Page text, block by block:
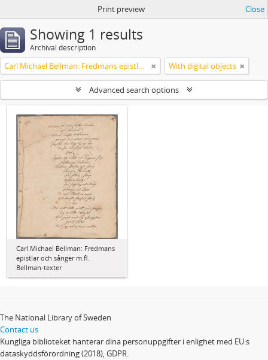
Print preview Close
Showing 1 results
Archival description
Carl Michael Bellman: Fredmans epistlar och sånger m.fl. Bellman-texter With digital objects
Advanced search options
Carl Michael Bellman: Fredmans
epistlar och sånger m.fl.
Bellman-texter
The National Library of Sweden
Contact us
Kungliga biblioteket hanterar dina personuppgifter i enlighet med EU:s
dataskyddsförordning (2018), GDPR.